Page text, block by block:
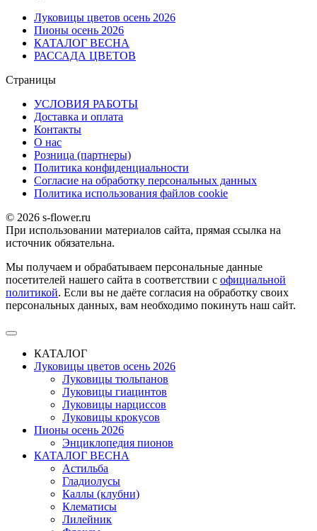
Луковицы цветов осень 2026
Пионы осень 2026
КАТАЛОГ ВЕСНА
РАССАДА ЦВЕТОВ
Страницы
УСЛОВИЯ РАБОТЫ
Доставка и оплата
Контакты
О наc
Розница (партнеры)
Политика конфиденциальности
Согласие на обработку персональных данных
Политика использования файлов сookie
© 2026 s-flower.ru
При использовании материалов сайта, прямая ссылка на
источник обязательна.
Мы получаем и обрабатываем персональные данные
посетителей нашего сайта в соответствии с официальной
политикой. Если вы не даёте согласия на обработку своих
персональных данных, вам необходимо покинуть наш сайт.
КАТАЛОГ
Луковицы цветов осень 2026
Луковицы тюльпанов
Луковицы гиацинтов
Луковицы нарциссов
Луковицы крокусов
Пионы осень 2026
Энциклопедия пионов
КАТАЛОГ ВЕСНА
Астильба
Гладиолусы
Каллы (клубни)
Клематисы
Лилейник